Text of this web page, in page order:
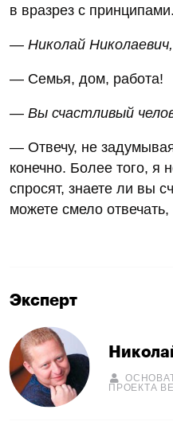
в вразрез с принципами.
— Николай
— Семья, дом, работа!
— Вы счастливый
— Отвечу, не
конечно. Более того, я
спросят, знаете ли вы
можете смело
Эксперт
ПРОЕКТА